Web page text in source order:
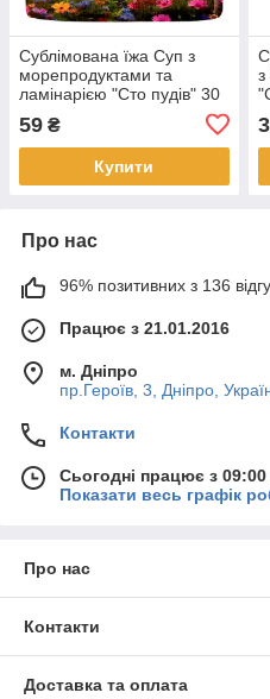
Сублімована їжа Суп з
морепродуктами та
ламінарією "Сто пудів" 30
59 ₴
Купити
з
Про нас
96% позитивних з 136
Працює з 21.01.2016
м. Дніпро
пр.Героїв, 3, Дніпро,
Контакти
Сьогодні працює з
Показати весь графік
Про нас
Контакти
Доставка та оплата